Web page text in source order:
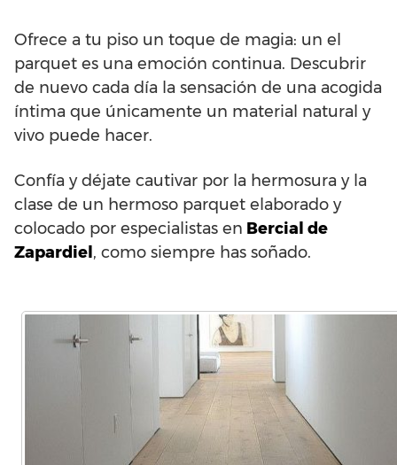
Ofrece a tu piso un toque de magia: un el
parquet es una emoción continua. Descubrir
de nuevo cada día la sensación de una acogida
íntima que únicamente un material natural y
vivo puede hacer.
Confía y déjate cautivar por la hermosura y la
clase de un hermoso parquet elaborado y
colocado por especialistas en Bercial de
Zapardiel , como siempre has soñado.